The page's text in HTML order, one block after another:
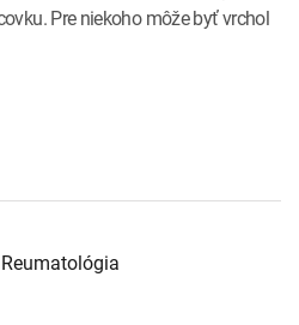
Pre niekoho môže byť vrchol